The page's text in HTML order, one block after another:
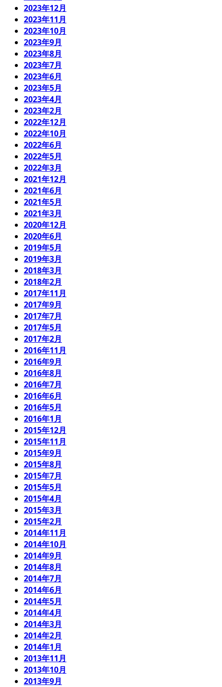
2023年12月
2023年11月
2023年10月
2023年9月
2023年8月
2023年7月
2023年6月
2023年5月
2023年4月
2023年2月
2022年12月
2022年10月
2022年6月
2022年5月
2022年3月
2021年12月
2021年6月
2021年5月
2021年3月
2020年12月
2020年6月
2019年5月
2019年3月
2018年3月
2018年2月
2017年11月
2017年9月
2017年7月
2017年5月
2017年2月
2016年11月
2016年9月
2016年8月
2016年7月
2016年6月
2016年5月
2016年1月
2015年12月
2015年11月
2015年9月
2015年8月
2015年7月
2015年5月
2015年4月
2015年3月
2015年2月
2014年11月
2014年10月
2014年9月
2014年8月
2014年7月
2014年6月
2014年5月
2014年4月
2014年3月
2014年2月
2014年1月
2013年11月
2013年10月
2013年9月